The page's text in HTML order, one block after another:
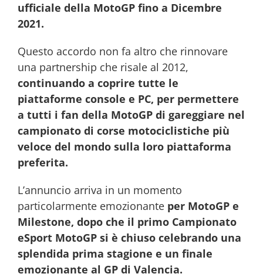
ufficiale della MotoGP fino a Dicembre
2021.
Questo accordo non fa altro che rinnovare
una partnership che risale al 2012,
continuando a coprire tutte le
piattaforme console e PC, per permettere
a tutti i fan della MotoGP di gareggiare nel
campionato di corse motociclistiche più
veloce del mondo sulla loro piattaforma
preferita.
L’annuncio arriva in un momento
particolarmente emozionante per MotoGP e
Milestone, dopo che il primo Campionato
eSport MotoGP si è chiuso celebrando una
splendida prima stagione e un finale
emozionante al GP di Valencia.